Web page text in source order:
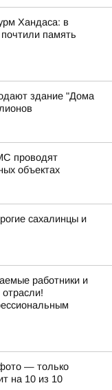
Хандаса: в
память
здание "Дома
проводят
объектах
сахалинцы и
работники и
— только
на 10 из 10